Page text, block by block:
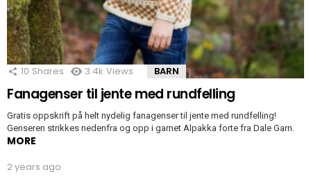
10 Shares 3.4k Views BARN
Fanagenser til jente med rundfelling
Gratis oppskrift på helt nydelig fanagenser til jente med rundfelling!
Genseren strikkes nedenfra og opp i garnet Alpakka forte fra Dale Garn.
MORE
2 years ago